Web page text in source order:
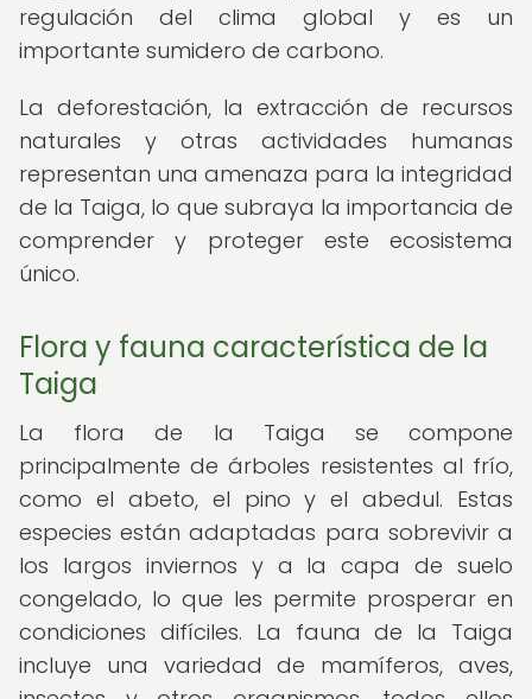
regulación del clima global y es un
importante sumidero de carbono.
La deforestación, la extracción de recursos
naturales y otras actividades humanas
representan una amenaza para la integridad
de la Taiga, lo que subraya la importancia de
comprender y proteger este ecosistema
único.
Flora y fauna característica de la
Taiga
La flora de la Taiga se compone
principalmente de árboles resistentes al frío,
como el abeto, el pino y el abedul. Estas
especies están adaptadas para sobrevivir a
los largos inviernos y a la capa de suelo
congelado, lo que les permite prosperar en
condiciones difíciles. La fauna de la Taiga
incluye una variedad de mamíferos, aves,